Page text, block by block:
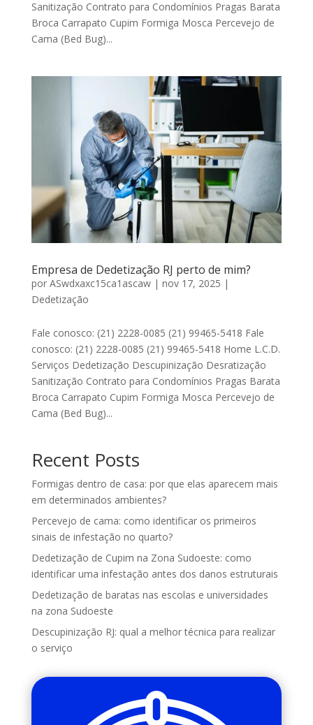
Sanitização Contrato para Condomínios Pragas Barata
Broca Carrapato Cupim Formiga Mosca Percevejo de
Cama (Bed Bug)...
Empresa de Dedetização RJ perto de mim?
por ASwdxaxc15ca1ascaw| nov 17, 2025 |
Dedetização
Fale conosco: (21) 2228-0085 (21) 99465-5418 Fale
conosco: (21) 2228-0085 (21) 99465-5418 Home L.C.D.
Serviços Dedetização Descupinização Desratização
Sanitização Contrato para Condomínios Pragas Barata
Broca Carrapato Cupim Formiga Mosca Percevejo de
Cama (Bed Bug)...
Recent Posts
Formigas dentro de casa: por que elas aparecem mais
em determinados ambientes?
Percevejo de cama: como identificar os primeiros
sinais de infestação no quarto?
Dedetização de Cupim na Zona Sudoeste: como
identificar uma infestação antes dos danos estruturais
Dedetização de baratas nas escolas e universidades
na zona Sudoeste
Descupinização RJ: qual a melhor técnica para realizar
o serviço